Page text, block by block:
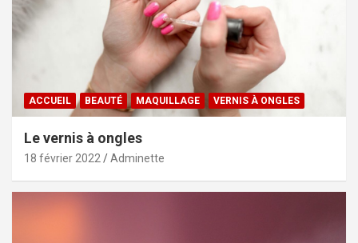
ACCUEIL BEAUTÉ MAQUILLAGE VERNIS À ONGLES
Le vernis à ongles
18 février 2022 Adminette